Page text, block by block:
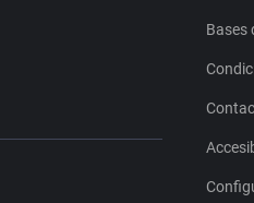
Bases